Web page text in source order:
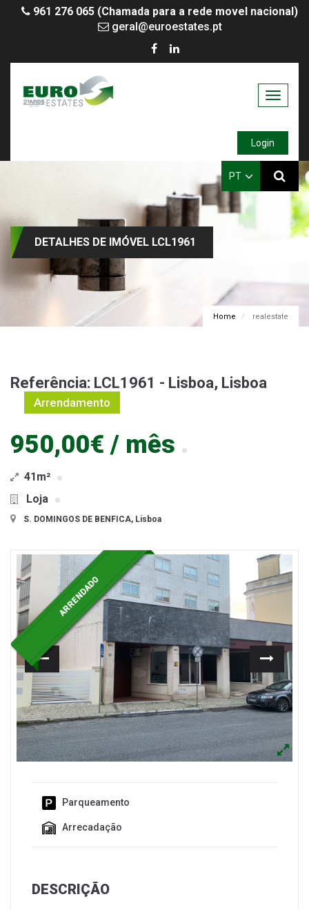
961 276 065 (Chamada para a rede movel nacional)
geral@euroestates.pt
Toggle
Login
PT
Home realestate
DETALHES DE IMÓVEL LCL1961
Referência: LCL1961 - Lisboa, Lisboa
Arrendamento
950,00€ / mês
41m²
Loja
S. DOMINGOS DE BENFICA, Lisboa
ARRENDADO
Anterior
Parqueamento
Arrecadação
DESCRIÇÃO